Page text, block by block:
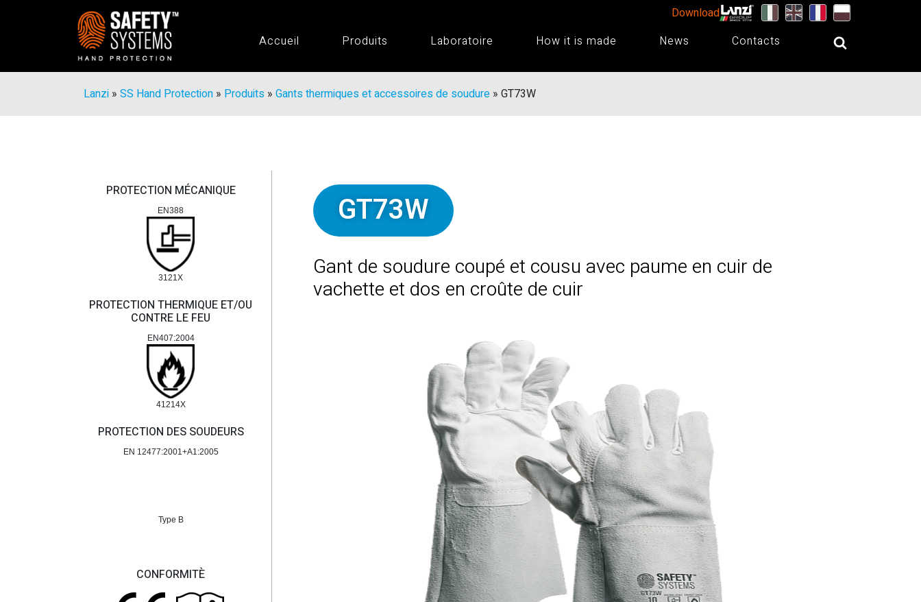
Download
Accueil
Produits Laboratoire How it is made News Contacts
Lanzi » SS Hand Protection » Produits » Gants thermiques et accessoires de soudure » GT73W
PROTECTION MÉCANIQUE
EN388
3121X
PROTECTION THERMIQUE ET/OU
CONTRE LE FEU
EN407:2004
41214X
PROTECTION DES SOUDEURS
EN 12477:2001+A1:2005
Type B
CONFORMITÈ
GT73W
Gant de soudure coupé et cousu avec paume en cuir de
vachette et dos en croûte de cuir